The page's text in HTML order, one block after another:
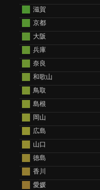
滋賀
京都
大阪
兵庫
奈良
和歌山
鳥取
島根
岡山
広島
山口
徳島
香川
愛媛